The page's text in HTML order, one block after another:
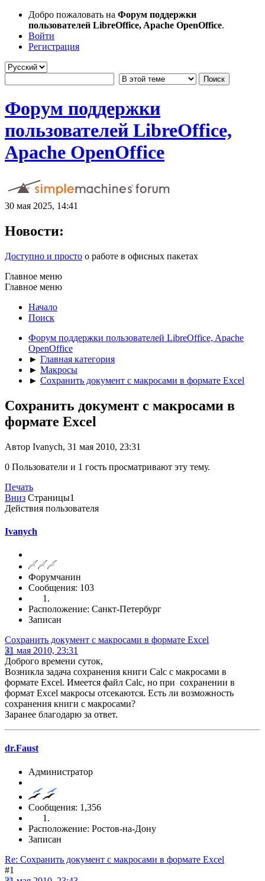
Добро пожаловать на Форум поддержки
пользователей LibreOffice, Apache OpenOffice.
Войти
Регистрация
Форум поддержки
пользователей LibreOffice,
Apache OpenOffice
30 мая 2025, 14:41
Новости:
Доступно и просто о работе в офисных пакетах
Главное меню
Главное меню
Начало
Поиск
Форум поддержки пользователей LibreOffice, Apache
OpenOffice
► Главная категория
► Макросы
► Сохранить документ с макросами в формате Excel
Сохранить документ с макросами в
формате Excel
Автор Ivanych, 31 мая 2010, 23:31
0 Пользователи и 1 гость просматривают эту тему.
Печать
Вниз Страницы1
Действия пользователя
Ivanych
Форумчанин
Сообщения: 103
Расположение: Санкт-Петербург
Записан
Сохранить документ с макросами в формате Excel
31 мая 2010, 23:31
Доброго времени суток,
Возникла задача сохранения книги Calc с макросами в
формате Excel. Имеется файл Calc, но при сохранении в
формат Excel макросы отсекаются. Есть ли возможность
сохранения книги с макросами?
Заранее благодарю за ответ.
dr.Faust
Администратор
Сообщения: 1,356
Расположение: Ростов-на-Дону
Записан
Re: Сохранить документ с макросами в формате Excel
#1